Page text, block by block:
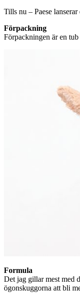
Tills nu – Paese
Förpackning
Förpackningen är en
Formula
Det jag gillar mest med
ögonskuggorna att bli